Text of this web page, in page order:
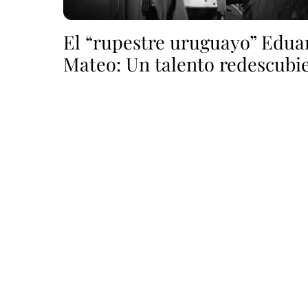
El “rupestre uruguayo”
Mateo: Un talento